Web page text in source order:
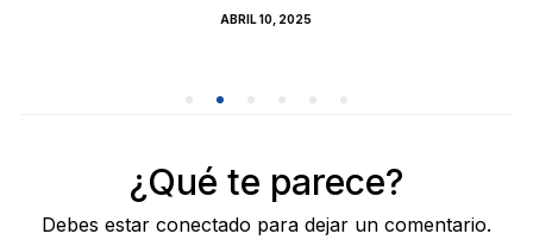
POSTED
ABRIL 10, 2025
¿Qué te parece?
Debes estar conectado para dejar un comentario.